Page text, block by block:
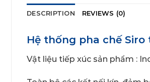
DESCRIPTION REVIEWS (0)
Hệ thống pha chế Siro
Vật liệu tiếp xúc sản phẩm :